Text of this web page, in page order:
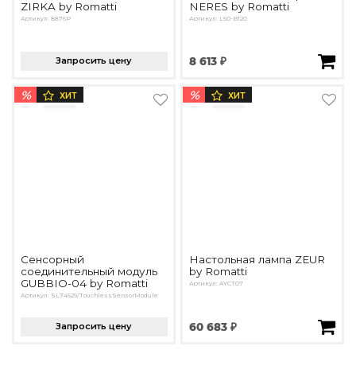
ZIRKA by Romatti
Артикул: 8876P
Запросить цену
NERES by Romatti
Артикул: L50-B120
8 613 ₽
% ХИТ
Сенсорный
соединительный модуль
GUBBIO-04 by Romatti
Артикул: SL74529/TouchlessSensorModule
Запросить цену
% ХИТ
Настольная лампа ZEUR
by Romatti
Артикул: AYCT07
60 683 ₽